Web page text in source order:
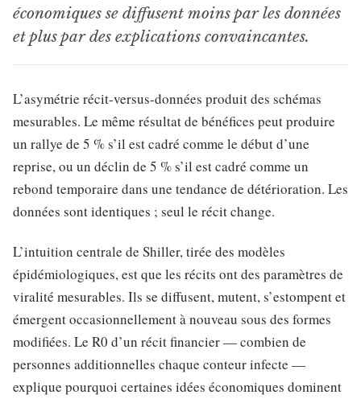
économiques se diffusent moins par les données
et plus par des explications convaincantes.
L’asymétrie récit-versus-données produit des schémas
mesurables. Le même résultat de bénéfices peut produire
un rallye de 5 % s’il est cadré comme le début d’une
reprise, ou un déclin de 5 % s’il est cadré comme un
rebond temporaire dans une tendance de détérioration. Les
données sont identiques ; seul le récit change.
L’intuition centrale de Shiller, tirée des modèles
épidémiologiques, est que les récits ont des paramètres de
viralité mesurables. Ils se diffusent, mutent, s’estompent et
émergent occasionnellement à nouveau sous des formes
modifiées. Le R0 d’un récit financier — combien de
personnes additionnelles chaque conteur infecte —
explique pourquoi certaines idées économiques dominent